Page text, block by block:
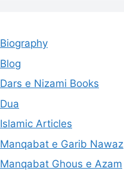
Biography
Blog
Dars e Nizami Books
Dua
Islamic Articles
Manqabat e Garib Nawaz
Manqabat Ghous e Azam